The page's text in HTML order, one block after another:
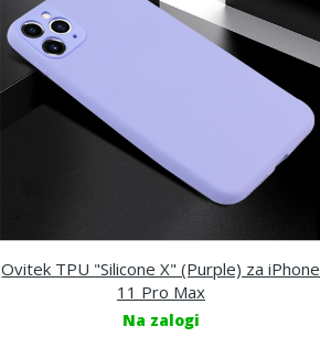
Ovitek TPU "Silicone X" (Purple) za iPhone
11 Pro Max
Na zalogi